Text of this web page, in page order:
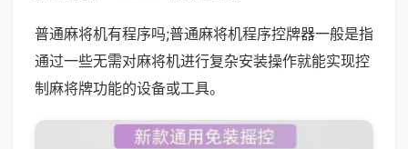
普通麻将机有程序吗;普通麻将机程序控牌器一般是指
通过一些无需对麻将机进行复杂安装操作就能实现控
制麻将牌功能的设备或工具。